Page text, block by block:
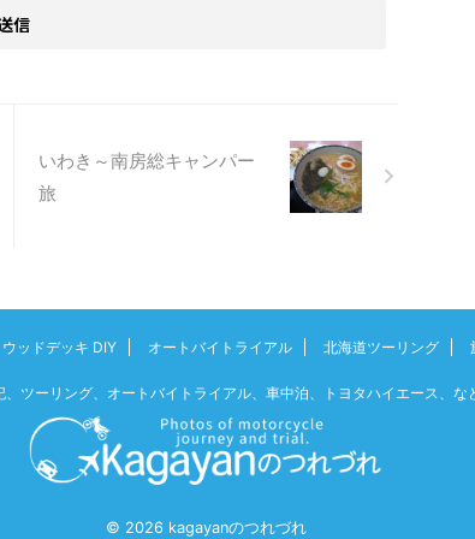
いわき～南房総キャンパー
旅
ウッドデッキ DIY オートバイトライアル 北海道ツーリング
ツーリング、オートバイトライアル、車中泊、トヨタハイエース、な
© 2026 kagayanのつれづれ